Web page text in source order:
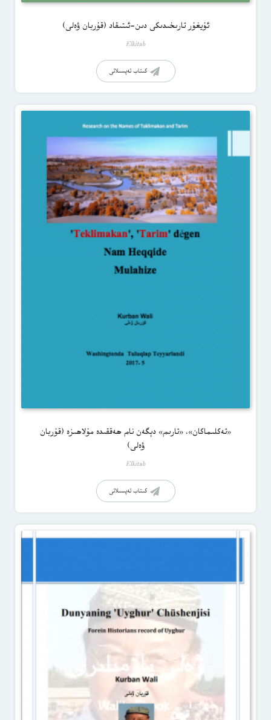
ئۇيغۇر تارىخىدىكى دىن-ئىتىقاد (قۇربان ۋەلى)
Elkitab
كىتاب تەپسىلاتى
«تەكلىماكان»، «تارىم» دېگەن نام ھەققىدە مۇلاھىزە (قۇربان
ۋەلى)
Elkitab
كىتاب تەپسىلاتى